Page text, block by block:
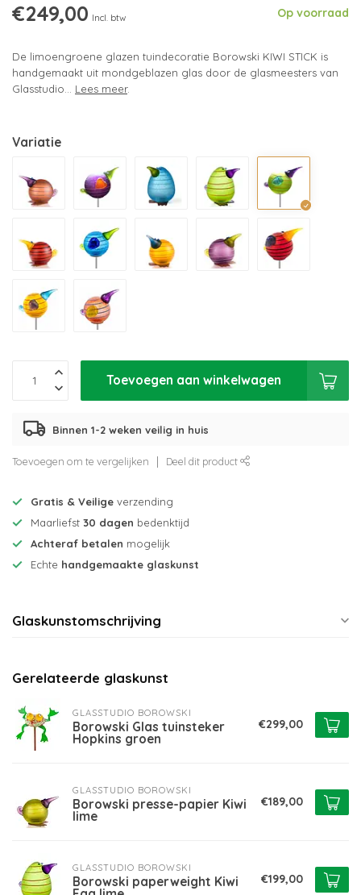
€249,00 Incl. btw Op voorraad
De limoengroene glazen tuindecoratie Borowski KIWI STICK is
handgemaakt uit mondgeblazen glas door de glasmeesters van
Glasstudio... Lees meer.
Variatie
Toevoegen aan winkelwagen
Binnen 1-2 weken veilig in huis
Toevoegen om te vergelijken Deel dit product
Gratis & Veilige verzending
Maarliefst 30 dagen bedenktijd
Achteraf betalen mogelijk
Echte handgemaakte glaskunst
Glaskunstomschrijving
Gerelateerde glaskunst
GLASSTUDIO BOROWSKI
Borowski Glas tuinsteker
Hopkins groen
€299,00
GLASSTUDIO BOROWSKI
Borowski presse-papier Kiwi
lime
€189,00
GLASSTUDIO BOROWSKI
Borowski paperweight Kiwi €199,00